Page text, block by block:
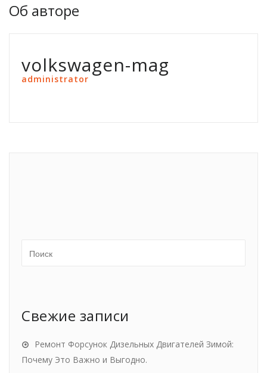
Об авторе
volkswagen-mag
administrator
Свежие записи
Ремонт Форсунок Дизельных Двигателей Зимой:
Почему Это Важно и Выгодно.